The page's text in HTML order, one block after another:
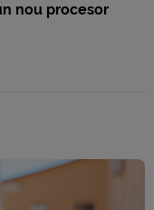
nou procesor